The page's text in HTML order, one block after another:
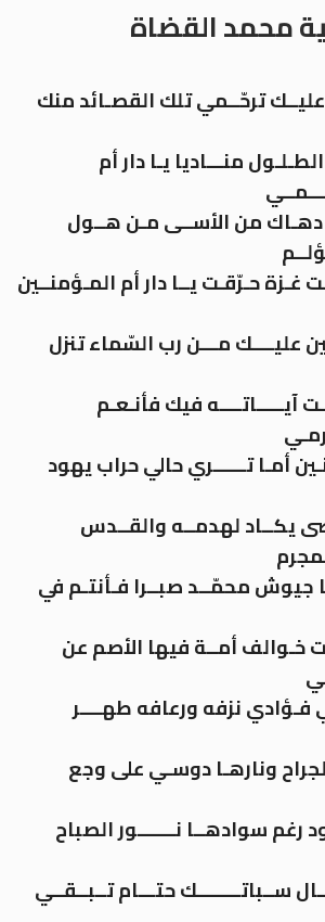
محمد القضاة
ترحّــمي تلك القصـائد منك
منـــاديا يـا دار أم
من الأســى مـن هــول
حـرّقـت يــا دار أم المـؤمنــين
عليــــك مـــن رب السّماء تنزل
آيـــــاتــــه فيك فأنـعـم
أمـا تــــــري حالي حراب يهود
يكــاد لهدمــه والقــدس
جيوش محمّــد صبــرا فـأنتـم في
خـوالف أمــة فيها الأصم عن
فـؤادي نزفه ورعافه طهــــر
ونارهـا دوسـي على وجع
سوادهــا نـــــــور الصباح
ســباتــــــــك حتـــام تــبــقــي